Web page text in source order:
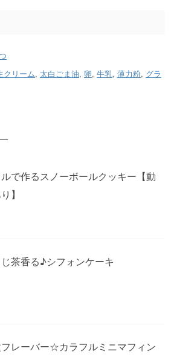
クリーム, 太白ごま油, 卵, 牛乳, 薄力粉, グラ
で作るスノーボールクッキー【動
】
茶香る♪シフォンケーキ
フレーバー☆カラフルミニマフィン